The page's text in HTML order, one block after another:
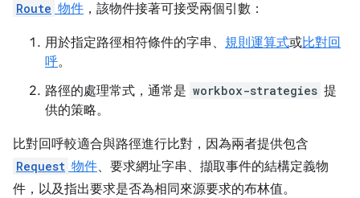
Route 物件 ，該物件接著可接受兩個引數：
用於指定路徑相符條件的字串、 規則運算式或比對回
呼。
路徑的處理常式，通常是 workbox-strategies 提
供的策略。
比對回呼較適合與路徑進行比對，因為兩者提供包含
Request 物件、要求網址字串、擷取事件的結構定義物
件，以及指出要求是否為相同來源要求的布林值。